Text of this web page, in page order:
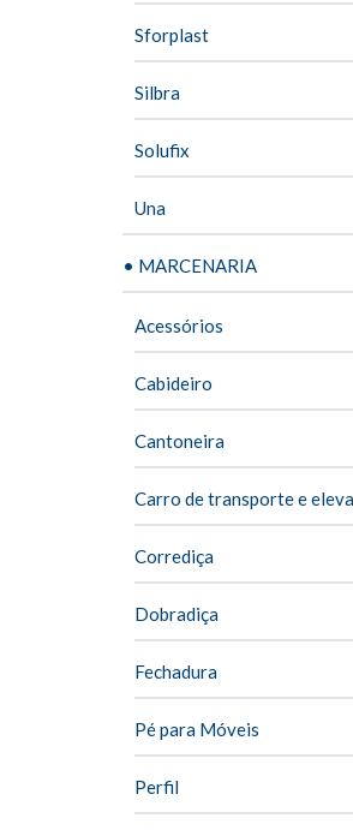
Sforplast
Silbra
Solufix
Una
• MARCENARIA
Acessórios
Cabideiro
Cantoneira
Carro de transporte e
Corrediça
Dobradiça
Fechadura
Pé para Móveis
Perfil